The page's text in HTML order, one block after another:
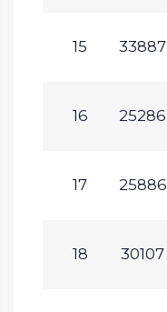
15 33887
16 25286
17 25886
18 30107